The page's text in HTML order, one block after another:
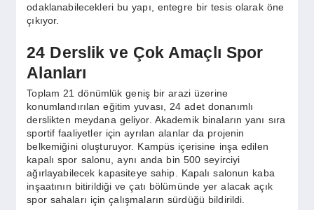
odaklanabilecekleri bu yapı, entegre bir tesis olarak öne
çıkıyor.
24 Derslik ve Çok Amaçlı Spor
Alanları
Toplam 21 dönümlük geniş bir arazi üzerine
konumlandırılan eğitim yuvası, 24 adet donanımlı
derslikten meydana geliyor. Akademik binaların yanı sıra
sportif faaliyetler için ayrılan alanlar da projenin
belkemiğini oluşturuyor. Kampüs içerisine inşa edilen
kapalı spor salonu, aynı anda bin 500 seyirciyi
ağırlayabilecek kapasiteye sahip. Kapalı salonun kaba
inşaatının bitirildiği ve çatı bölümünde yer alacak açık
spor sahaları için çalışmaların sürdüğü bildirildi.